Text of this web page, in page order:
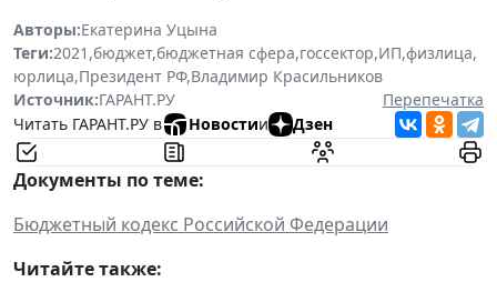
Авторы:Екатерина Уцына
Теги:2021 ,бюджет,бюджетная сфера,госсектор,ИП,физлица,
юрлица,Президент РФ,Владимир Красильников
Источник:ГАРАНТ.РУ
Перепечатка
Читать ГАРАНТ.РУ в
Новостии Дзен
Документы по теме:
Бюджетный кодекс Российской Федерации
Читайте также: